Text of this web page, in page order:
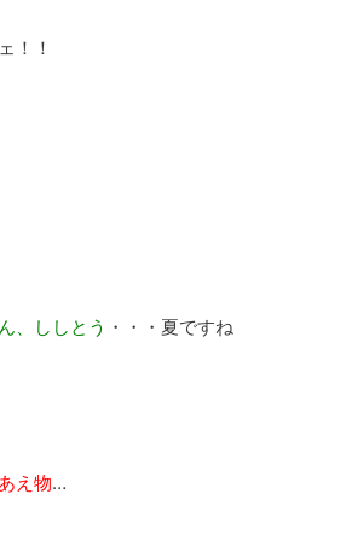
！！
、ししとう ・・・夏ですね
え物…